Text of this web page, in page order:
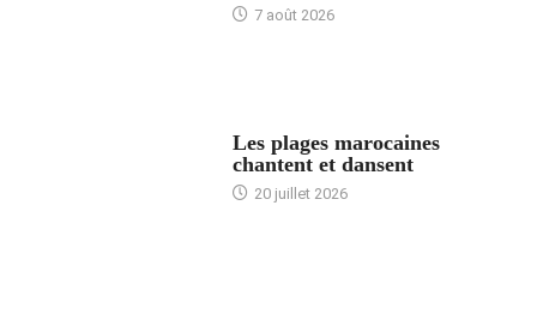
7 août 2026
Les plages marocaines
chantent et dansent
20 juillet 2026